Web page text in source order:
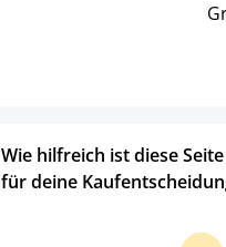
Wie hilfreich ist diese Seite
für deine